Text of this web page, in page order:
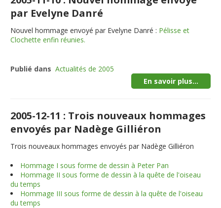
par Evelyne Danré
Nouvel hommage envoyé par Evelyne Danré : Pélisse et
Clochette enfin réunies.
Publié dans Actualités de 2005
En savoir plus...
2005-12-11 : Trois nouveaux hommages
envoyés par Nadège Gilliéron
Trois nouveaux hommages envoyés par Nadège Gilliéron
Hommage I sous forme de dessin à Peter Pan
Hommage II sous forme de dessin à la quête de l'oiseau
du temps
Hommage III sous forme de dessin à la quête de l'oiseau
du temps